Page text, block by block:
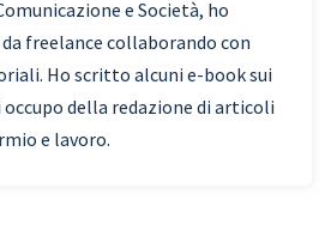
e Società, ho
freelance collaborando con
Ho scritto alcuni e-book sui
occupo della redazione di articoli
e lavoro.